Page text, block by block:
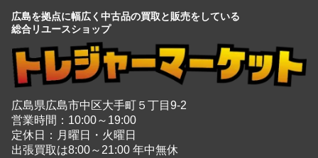
広島を拠点に幅広く中古品の買取と販売をしている
総合リユースショップ
広島県広島市中区大手町５丁目9-2
営業時間：10:00～19:00
定休日：月曜日・火曜日
出張買取は8:00～21:00 年中無休